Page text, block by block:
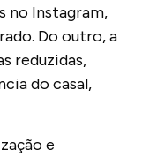
no Instagram,
Do outro, a
reduzidas,
do casal,
e